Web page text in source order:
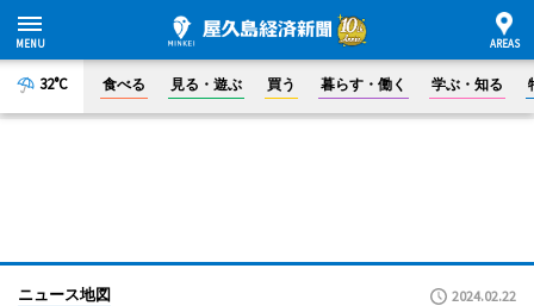
32°C 食べる 見る・遊ぶ 買う 暮らす・働く 学ぶ・知る
ニュース地図 2024.02.22